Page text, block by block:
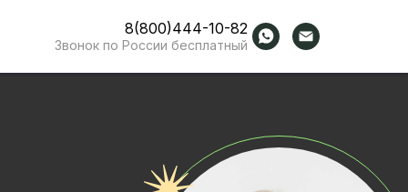
8(800)444-10-82
Звонок по России бесплатный